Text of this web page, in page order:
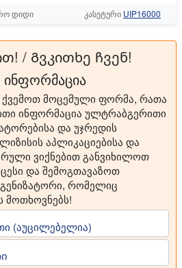
დიდი კასეტური UIP16000
/ Გვკითხე ჩვენ!
მოცემული ფორმა, რათა
ინფორმაცია ულტრაბგერითი
და უჯრედის
აპლიკაციებისა და
ვიქნებით განვიხილოთ
და შემოგთავაზოთ
რომელიც
მოთხოვნებს!
(აუცილებელია)